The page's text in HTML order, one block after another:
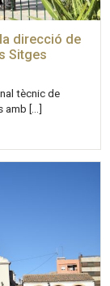
direcció de
Sitges
tècnic de
amb […]